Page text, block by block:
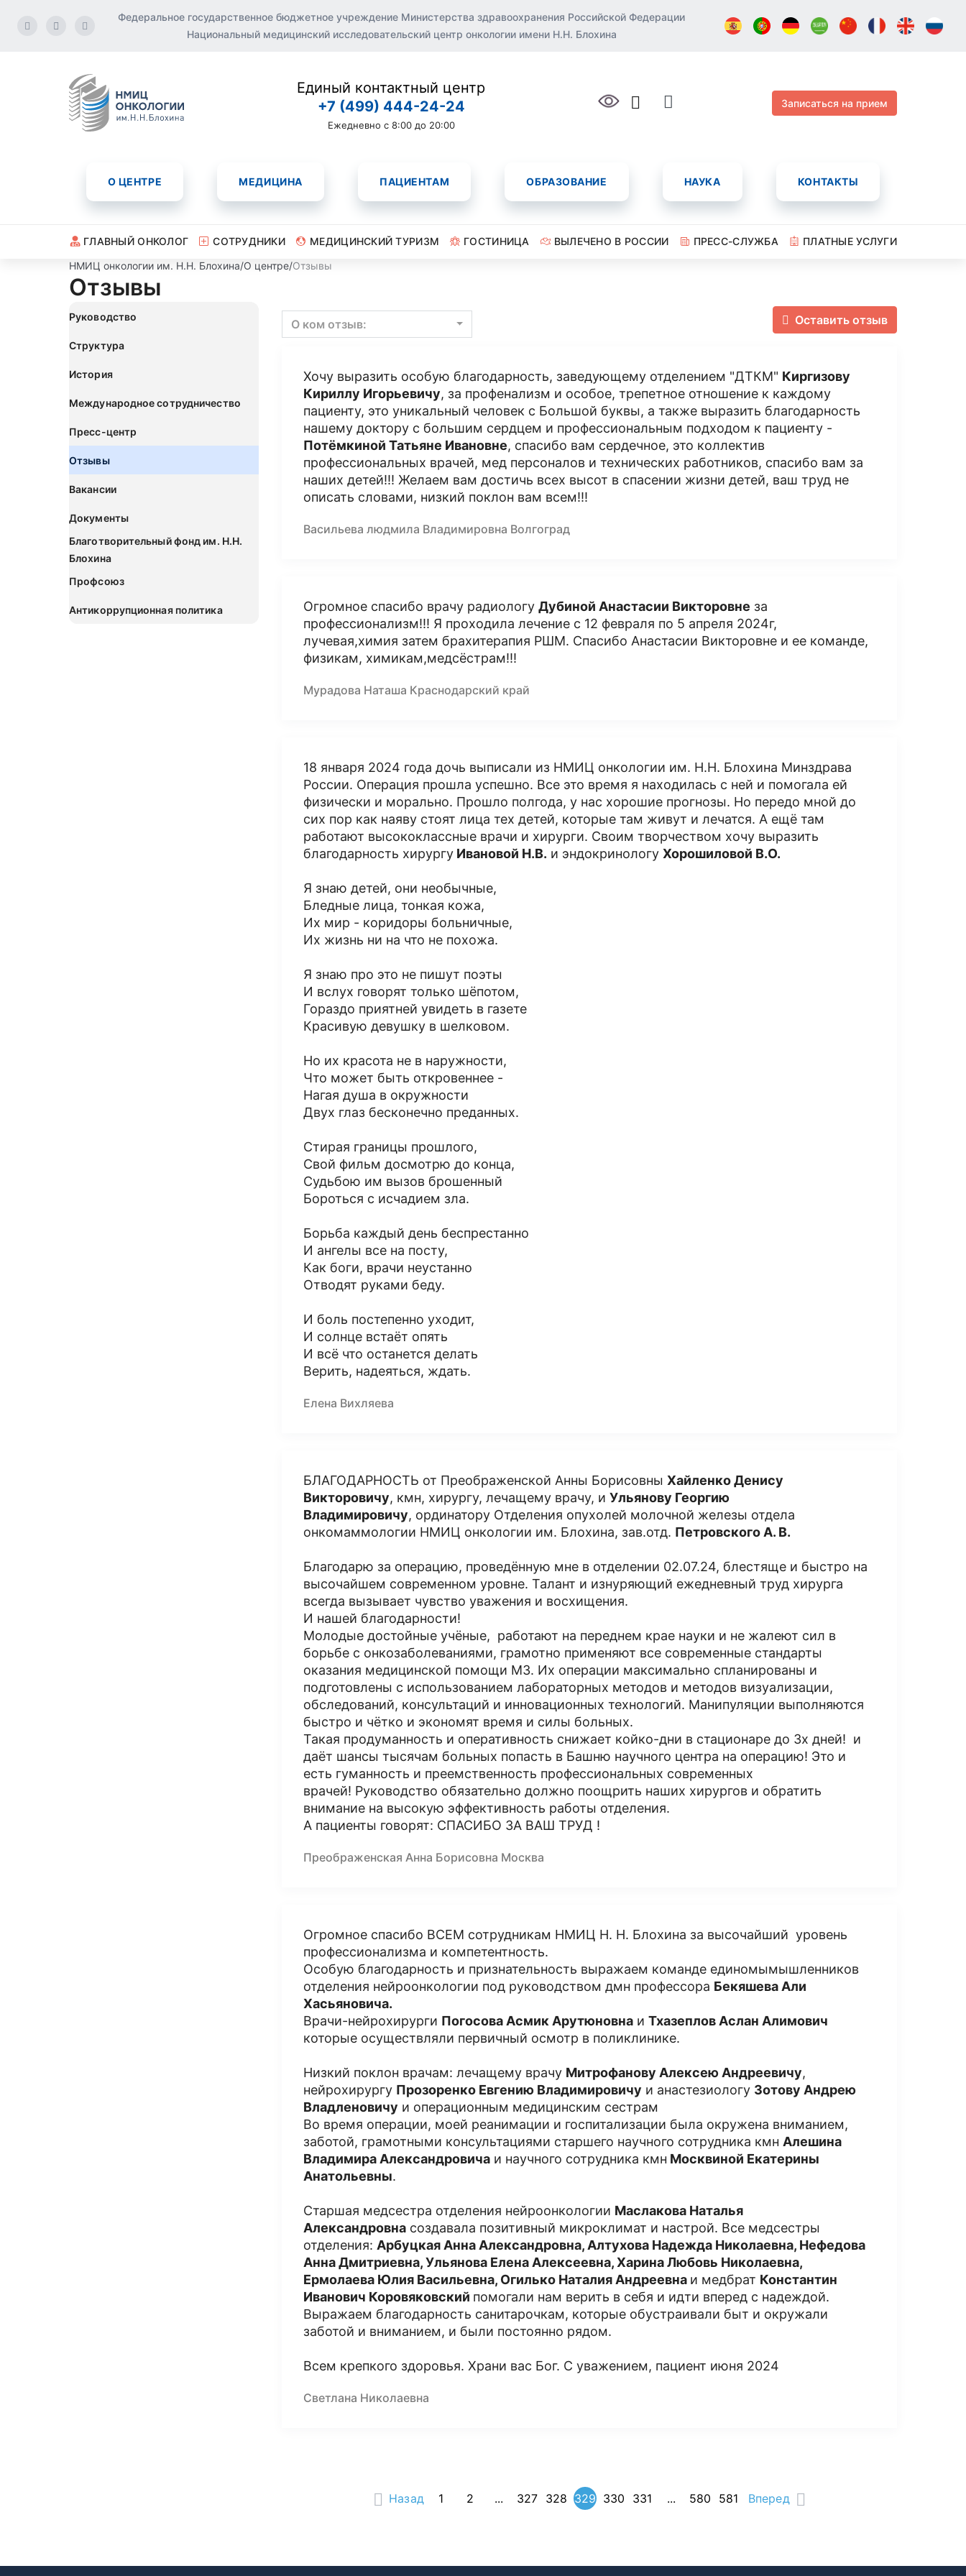
Федеральное государственное бюджетное учреждение Министерства здравоохранения Российской Федерации
Национальный медицинский исследовательский центр онкологии имени Н.Н. Блохина
Единый контактный центр
+7 (499) 444-24-24
Ежедневно с 8:00 до 20:00
Записаться на прием
О ЦЕНТРЕ МЕДИЦИНА ПАЦИЕНТАМ ОБРАЗОВАНИЕ НАУКА КОНТАКТЫ
ГЛАВНЫЙ ОНКОЛОГ СОТРУДНИКИ МЕДИЦИНСКИЙ ТУРИЗМ ГОСТИНИЦА ВЫЛЕЧЕНО В РОССИИ ПРЕСС-СЛУЖБА
ПЛАТНЫЕ УСЛУГИ
НМИЦ онкологии им. Н.Н. Блохина/О центре/Отзывы
Отзывы
Руководство
Структура
История
Международное сотрудничество
Пресс-центр
Отзывы
Вакансии
Документы
Благотворительный фонд им. Н.Н.
Блохина
Профсоюз
Антикоррупционная политика
Оставить отзыв
О ком отзыв:
Хочу выразить особую благодарность, заведующему отделением "ДТКМ" Киргизову
Кириллу Игорьевичу, за профенализм и особое, трепетное отношение к каждому
пациенту, это уникальный человек с Большой буквы, а также выразить благодарность
нашему доктору с большим сердцем и профессиональным подходом к пациенту -
Потëмкиной Татьяне Ивановне, спасибо вам сердечное, это коллектив
профессиональных врачей, мед персоналов и технических работников, спасибо вам за
наших детей!!! Желаем вам достичь всех высот в спасении жизни детей, ваш труд не
описать словами, низкий поклон вам всем!!!
Васильева людмила Владимировна Волгоград
Огромное спасибо врачу радиологу Дубиной Анастасии Викторовне за
профессионализм!!! Я проходила лечение с 12 февраля по 5 апреля 2024г,
лучевая,химия затем брахитерапия РШМ. Спасибо Анастасии Викторовне и ее команде,
физикам, химикам,медсёстрам!!!
Мурадова Наташа Краснодарский край
18 января 2024 года дочь выписали из НМИЦ онкологии им. Н.Н. Блохина Минздрава
России. Операция прошла успешно. Все это время я находилась с ней и помогала ей
физически и морально. Прошло полгода, у нас хорошие прогнозы. Но передо мной до
сих пор как наяву стоят лица тех детей, которые там живут и лечатся. А ещё там
работают высококлассные врачи и хирурги. Своим творчеством хочу выразить
благодарность хирургуИвановой Н.В. и эндокринологу Хорошиловой В.О.
Я знаю детей, они необычные,
Бледные лица, тонкая кожа,
Их мир - коридоры больничные,
Их жизнь ни на что не похожа.
Я знаю про это не пишут поэты
И вслух говорят только шёпотом,
Гораздо приятней увидеть в газете
Красивую девушку в шелковом.
Но их красота не в наружности,
Что может быть откровеннее -
Нагая душа в окружности
Двух глаз бесконечно преданных.
Стирая границы прошлого,
Свой фильм досмотрю до конца,
Судьбою им вызов брошенный
Бороться с исчадием зла.
Борьба каждый день беспрестанно
И ангелы все на посту,
Как боги, врачи неустанно
Отводят руками беду.
И боль постепенно уходит,
И солнце встаёт опять
И всё что останется делать
Верить, надеяться, ждать.
Елена Вихляева
БЛАГОДАРНОСТЬ от Преображенской Анны Борисовны Хайленко Денису
Викторовичу, кмн, хирургу, лечащему врачу, и Ульянову Георгию
Владимировичу, ординатору Отделения опухолей молочной железы отдела
онкомаммологии НМИЦ онкологии им. Блохина, зав.отд. Петровского А. В.
Благодарю за операцию, проведённую мне в отделении 02.07.24, блестяще и быстро на
высочайшем современном уровне. Талант и изнуряющий ежедневный труд хирурга
всегда вызывает чувство уважения и восхищения.
И нашей благодарности!
Молодые достойные учёные, работают на переднем крае науки и не жалеют сил в
борьбе с онкозаболеваниями, грамотно применяют все современные стандарты
оказания медицинской помощи МЗ. Их операции максимально спланированы и
подготовлены с использованием лабораторных методов и методов визуализации,
обследований, консультаций и инновационных технологий. Манипуляции выполняются
быстро и чётко и экономят время и силы больных.
Такая продуманность и оперативность снижает койко-дни в стационаре до 3х дней! и
даёт шансы тысячам больных попасть в Башню научного центра на операцию! Это и
есть гуманность и преемственность профессиональных современных
врачей! Руководство обязательно должно поощрить наших хирургов и обратить
внимание на высокую эффективность работы отделения.
А пациенты говорят: СПАСИБО ЗА ВАШ ТРУД !
Преображенская Анна Борисовна Москва
Огромное спасибо ВСЕМ сотрудникам НМИЦ Н. Н. Блохина за высочайший уровень
профессионализма и компетентность.
Особую благодарность и признательность выражаем команде единомымышленников
отделения нейроонкологии под руководством дмн профессора Бекяшева Али
Хасьяновича.
Врачи-нейрохирурги Погосова Асмик Арутюновнаи Тхазеплов Аслан Алимович
которые осуществляли первичный осмотр в поликлинике.
Низкий поклон врачам: лечащему врачу Митрофанову Алексею Андреевичу,
нейрохирургу Прозоренко Евгению Владимировичу и анастезиологу Зотову Андрею
Владленовичу и операционным медицинским сестрам
Во время операции, моей реанимации и госпитализации была окружена вниманием,
заботой, грамотными консультациями старшего научного сотрудника кмн Алешина
Владимира Александровичаи научного сотрудника кмн Москвиной Екатерины
Анатольевны.
Старшая медсестра отделения нейроонкологии Маслакова Наталья
Александровнасоздавала позитивный микроклимат и настрой. Все медсестры
отделения: Арбуцкая Анна Александровна, Алтухова Надежда Николаевна, Нефедова
Анна Дмитриевна, Ульянова Елена Алексеевна, Харина Любовь Николаевна,
Ермолаева Юлия Васильевна, Огилько Наталия Андреевна и медбрат Константин
Иванович Коровяковский помогали нам верить в себя и идти вперед с надеждой.
Выражаем благодарность санитарочкам, которые обустраивали быт и окружали
заботой и вниманием, и были постоянно рядом.
Всем крепкого здоровья. Храни вас Бог. С уважением, пациент июня 2024
Светлана Николаевна
Назад 1 2 ... 327 328 329 330 331 ... 580 581 Вперед